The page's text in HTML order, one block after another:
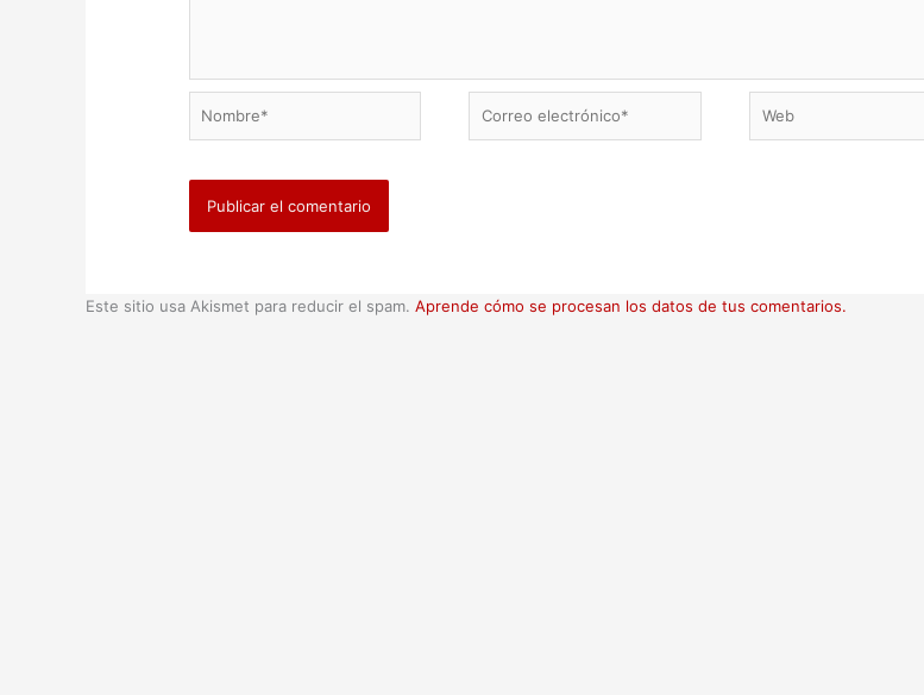
electrónico*
Este sitio usa Akismet para reducir el spam. Aprende cómo se procesan los datos de tus comentarios.